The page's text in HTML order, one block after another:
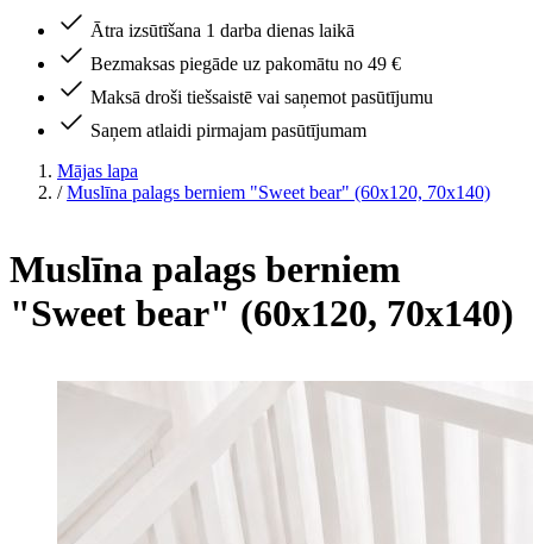
Ātra izsūtīšana 1 darba dienas laikā
Bezmaksas piegāde uz pakomātu no 49 €
Maksā droši tiešsaistē vai saņemot pasūtījumu
Saņem atlaidi pirmajam pasūtījumam
Mājas lapa
/ Muslīna palags berniem "Sweet bear" (60x120, 70x140)
Muslīna palags berniem
"Sweet bear" (60x120, 70x140)